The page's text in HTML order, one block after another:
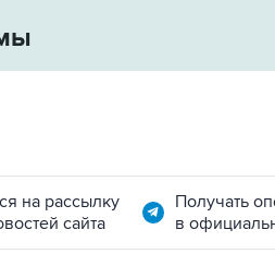
на рассылку
сайта
Получать
в